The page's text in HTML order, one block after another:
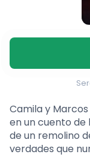
Camila y
en un cuento de
de un remolino
verdades que